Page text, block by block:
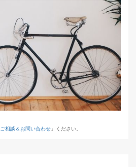
ご相談＆お問い合わせ 」ください。